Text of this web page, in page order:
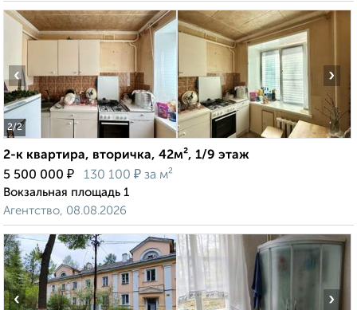
2/2
‹ ›
2-к квартира, вторичка, 42м², 1/9 этаж
5 500 000 ₽ 130 100 ₽ за м²
Вокзальная площадь 1
Агентство, 08.08.2026
‹ ›